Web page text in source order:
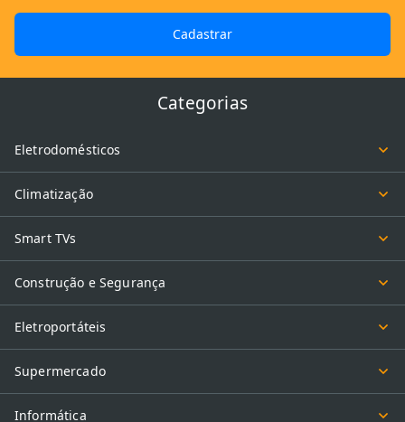
Cadastrar
Categorias
Eletrodomésticos
Climatização
Smart TVs
Construção e Segurança
Eletroportáteis
Supermercado
Informática